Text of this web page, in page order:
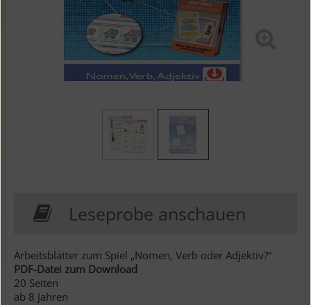
Leseprobe anschauen
Arbeitsblätter zum Spiel „Nomen, Verb oder Adjektiv?“
PDF-Datei zum Download
20 Seiten
ab 8 Jahren